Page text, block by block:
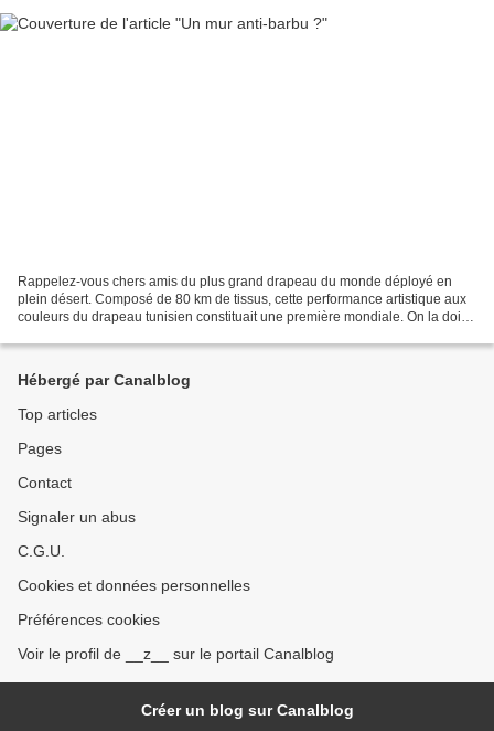
Rappelez-vous chers amis du plus grand drapeau du monde déployé en
plein désert. Composé de 80 km de tissus, cette performance artistique aux
couleurs du drapeau tunisien constituait une première mondiale. On la doit
Hébergé par Canalblog
Top articles
Pages
Contact
Signaler un abus
C.G.U.
Cookies et données personnelles
Préférences cookies
Voir le profil de __z__ sur le portail Canalblog
Créer un blog sur Canalblog